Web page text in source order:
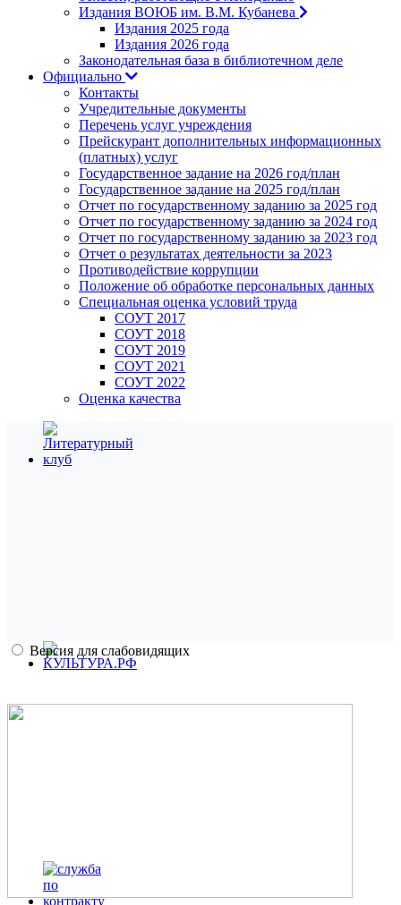
Издания ВОЮБ им. В.М. Кубанева
Издания 2025 года
Издания 2026 года
Законодательная база в библиотечном деле
Официально
Контакты
Учредительные документы
Перечень услуг учреждения
Прейскурант дополнительных информационных
(платных) услуг
Государственное задание на 2026 год/план
Государственное задание на 2025 год/план
Отчет по государственному заданию за 2025 год
Отчет по государственному заданию за 2024 год
Отчет по государственному заданию за 2023 год
Отчет о результатах деятельности за 2023
Противодействие коррупции
Положение об обработке персональных данных
Специальная оценка условий труда
СОУТ 2017
СОУТ 2018
СОУТ 2019
СОУТ 2021
СОУТ 2022
Оценка качества
Версия для слабовидящих